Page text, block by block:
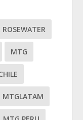
ROSEWATER
MTG
MTGLATAM